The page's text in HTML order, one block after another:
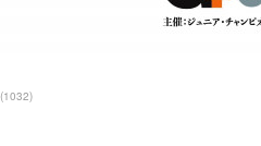
(1032)